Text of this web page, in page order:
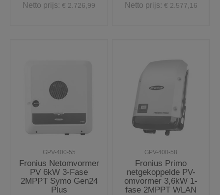
Netto prijs:€ 2.726,99 Netto prijs: € 2.577,16
GPV-400-55
Fronius Netomvormer
PV 6kW 3-Fase
2MPPT Symo Gen24
Plus
GPV-400-58
Fronius Primo
netgekoppelde PV-
omvormer 3,6kW 1-
fase 2MPPT WLAN